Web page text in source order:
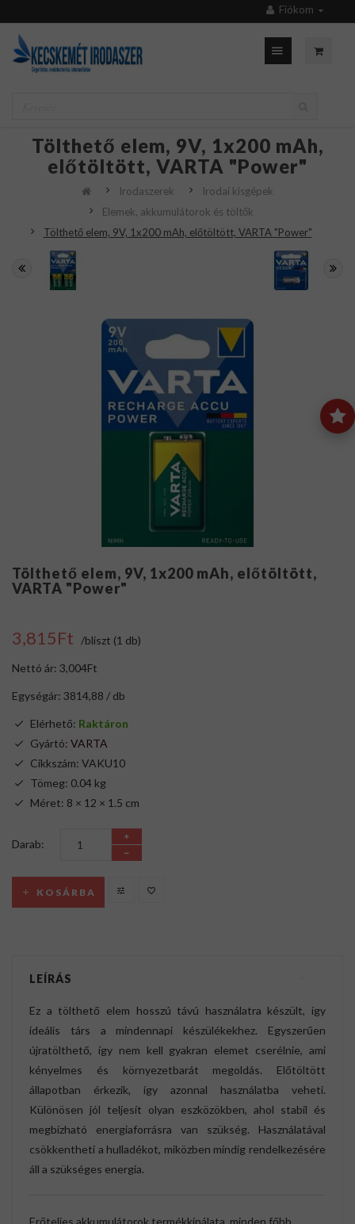
Fiókom
Tölthető elem, 9V, 1x200 mAh,
előtöltött, VARTA "Power"
Irodaszerek
Irodai kisgépek
Elemek, akkumulátorok és töltők
Tölthető elem, 9V, 1x200 mAh, előtöltött, VARTA "Power"
Tölthető elem, 9V, 1x200 mAh, előtöltött,
VARTA "Power"
3,815Ft /bliszt (1 db)
Nettó ár: 3,004Ft
Egységár: 3814,88 / db
Elérhető: Raktáron
Gyártó: VARTA
Cikkszám: VAKU10
Tömeg: 0.04 kg
Méret: 8 × 12 × 1.5 cm
Darab:
KOSÁRBA
LEÍRÁS
Ez a tölthető elem hosszú távú használatra készült, így
ideális társ a mindennapi készülékekhez. Egyszerűen
újratölthető, így nem kell gyakran elemet cserélnie, ami
kényelmes és környezetbarát megoldás. Előtöltött
állapotban érkezik, így azonnal használatba veheti.
Különösen jól teljesít olyan eszközökben, ahol stabil és
megbízható energiaforrásra van szükség. Használatával
csökkentheti a hulladékot, miközben mindig rendelkezésére
áll a szükséges energia.